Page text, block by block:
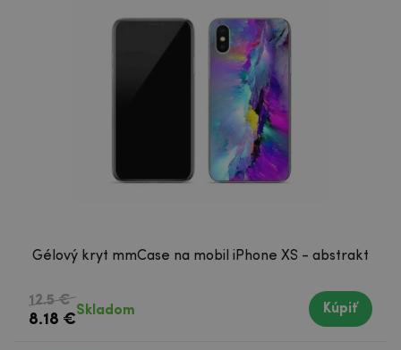
Gélový kryt mmCase na mobil iPhone XS - abstrakt
12.5 €
8.18 €
Skladom Kúpiť